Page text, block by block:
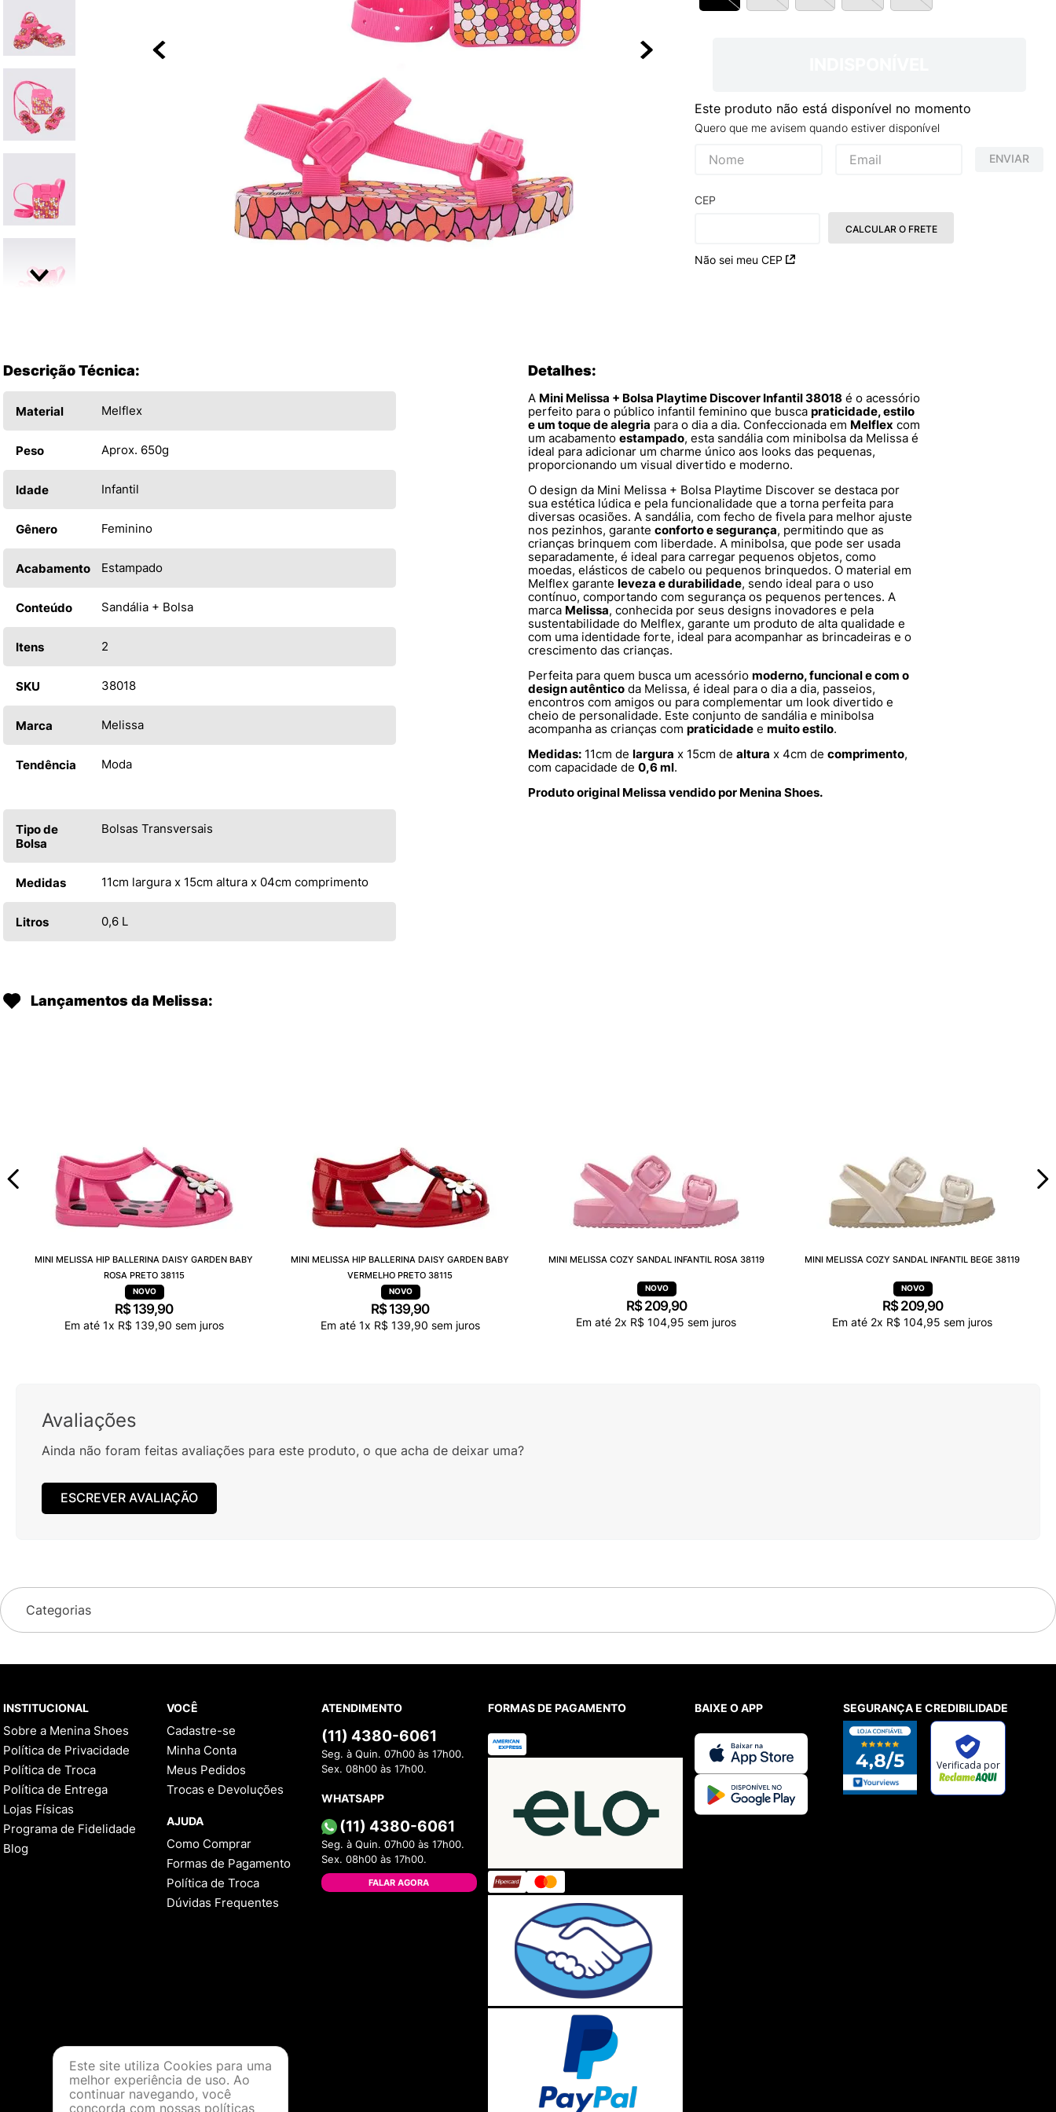
Este produto não está disponível no momento
Quero que me avisem quando estiver disponível
ENVIAR
CEP
Não sei meu CEP
CALCULAR O FRETE
Descrição Técnica:
Material Melflex
Peso Aprox. 650g
Idade Infantil
Gênero Feminino
Acabamento Estampado
Conteúdo Sandália + Bolsa
Itens 2
SKU 38018
Marca Melissa
Tendência Moda
Tipo de
Bolsa
Bolsas Transversais
Medidas 11cm largura x 15cm altura x 04cm comprimento
Litros 0,6 L
Detalhes:
A Mini Melissa + Bolsa Playtime Discover Infantil 38018 é o acessório
perfeito para o público infantil feminino que busca praticidade, estilo
e um toque de alegria para o dia a dia. Confeccionada em Melflex com
um acabamento estampado, esta sandália com minibolsa da Melissa é
ideal para adicionar um charme único aos looks das pequenas,
proporcionando um visual divertido e moderno.
O design da Mini Melissa + Bolsa Playtime Discover se destaca por
sua estética lúdica e pela funcionalidade que a torna perfeita para
diversas ocasiões. A sandália, com fecho de fivela para melhor ajuste
nos pezinhos, garante conforto e segurança, permitindo que as
crianças brinquem com liberdade. A minibolsa, que pode ser usada
separadamente, é ideal para carregar pequenos objetos, como
moedas, elásticos de cabelo ou pequenos brinquedos. O material em
Melflex garante leveza e durabilidade, sendo ideal para o uso
contínuo, comportando com segurança os pequenos pertences. A
marca Melissa, conhecida por seus designs inovadores e pela
sustentabilidade do Melflex, garante um produto de alta qualidade e
com uma identidade forte, ideal para acompanhar as brincadeiras e o
crescimento das crianças.
Perfeita para quem busca um acessório moderno, funcional e com o
design autêntico da Melissa, é ideal para o dia a dia, passeios,
encontros com amigos ou para complementar um look divertido e
cheio de personalidade. Este conjunto de sandália e minibolsa
acompanha as crianças com praticidade e muito estilo.
Medidas: 11cm de largura x 15cm de altura x 4cm de comprimento,
com capacidade de 0,6 ml.
Produto original Melissa vendido por Menina Shoes.
Lançamentos da Melissa:
MINI MELISSA HIP BALLERINA DAISY GARDEN BABY
ROSA PRETO 38115
R$ 139,90
Em até 1x R$ 139,90 sem juros
MINI MELISSA HIP BALLERINA DAISY GARDEN BABY
VERMELHO PRETO 38115
R$ 139,90
Em até 1x R$ 139,90 sem juros
MINI MELISSA COZY SANDAL INFANTIL ROSA 38119
R$ 209,90
Em até 2x R$ 104,95 sem juros
MINI MELISSA COZY SANDAL INFANTIL BEGE 38119
R$ 209,90
Em até 2x R$ 104,95 sem juros
Avaliações
Ainda não foram feitas avaliações para este produto, o que acha de deixar uma?
ESCREVER AVALIAÇÃO
Categorias
INSTITUCIONAL
Sobre a Menina Shoes
Política de Privacidade
Política de Troca
Política de Entrega
Lojas Físicas
Programa de Fidelidade
Blog
VOCÊ
Cadastre-se
Minha Conta
Meus Pedidos
Trocas e Devoluções
AJUDA
Como Comprar
Formas de Pagamento
Política de Troca
Dúvidas Frequentes
ATENDIMENTO
(11) 4380-6061
Seg. à Quin. 07h00 às 17h00.
Sex. 08h00 às 17h00.
WHATSAPP
(11) 4380-6061
Seg. à Quin. 07h00 às 17h00.
Sex. 08h00 às 17h00.
FALAR AGORA
FORMAS DE PAGAMENTO BAIXE O APP SEGURANÇA E CREDIBILIDADE
Este site utiliza Cookies para uma
melhor experiência de uso. Ao
continuar navegando, você
concorda com nossas políticas
NEW BALANCE 204L